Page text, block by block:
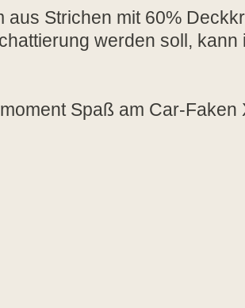
aus Strichen mit 60%
werden soll,
Spaß am Car-Faken